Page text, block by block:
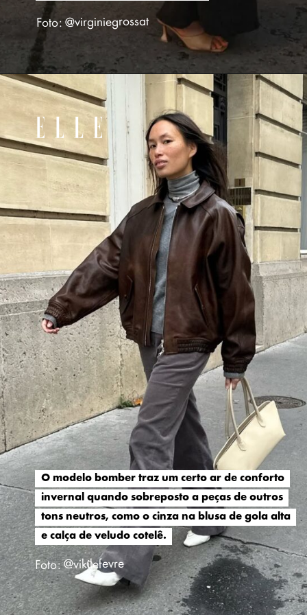
Foto: @virginiegrossat
O modelo bomber traz um certo ar de conforto
invernal quando sobreposto a peças de outros
tons neutros, como o cinza na blusa de gola alta
e calça de veludo cotelê.
O modelo bomber traz um certo ar de conforto
invernal quando sobreposto a peças de outros
tons neutros, como o cinza na blusa de gola alta
e calça de veludo cotelê.
Foto: @vikilefevre